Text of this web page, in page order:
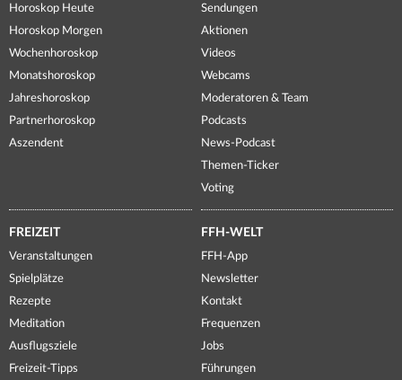
Horoskop Heute
Horoskop Morgen
Wochenhoroskop
Monatshoroskop
Jahreshoroskop
Partnerhoroskop
Aszendent
Sendungen
Aktionen
Videos
Webcams
Moderatoren & Team
Podcasts
News-Podcast
Themen-Ticker
Voting
FREIZEIT
Veranstaltungen
Spielplätze
Rezepte
Meditation
Ausflugsziele
Freizeit-Tipps
FFH-WELT
FFH-App
Newsletter
Kontakt
Frequenzen
Jobs
Führungen